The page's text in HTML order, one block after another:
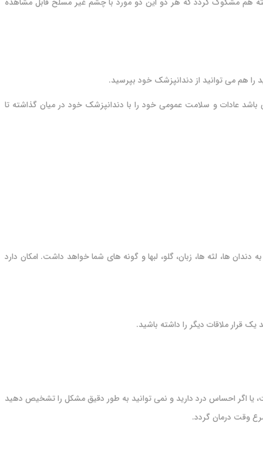
را هم می توانید از دندانپزشک خود بپرسید.
باشد عادات و سلامت عمومی خود را با دندانپزشک خود در میان گذاشته تا
ها، لثه ها، زبان، گلو، لبها و گونه های شما خواهد داشت. امکان دارد
قرار ملاقات دیگر را داشته باشید.
یا اگر احساس درد دارید و نمی توانید به طور دقیق مشکل را تشخیص دهید
وقت درمان گردد.